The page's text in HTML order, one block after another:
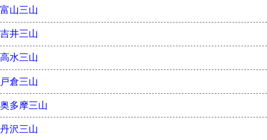
富山三山
吉井三山
高水三山
戸倉三山
奥多摩三山
丹沢三山